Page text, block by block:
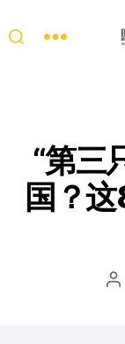
“第三
国？
文